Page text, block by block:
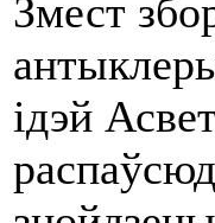
Змест
ідэй